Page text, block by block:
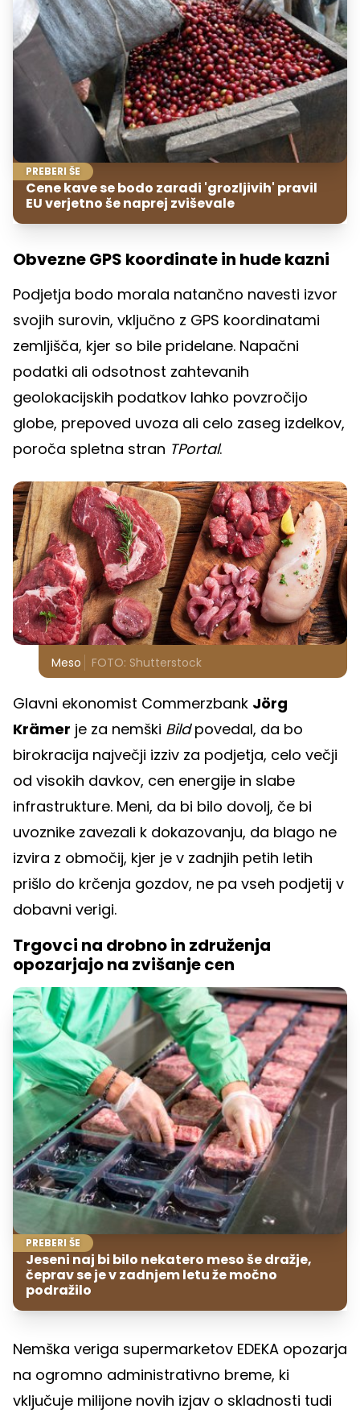
PREBERI ŠE
Cene kave se bodo zaradi 'grozljivih' pravil
EU verjetno še naprej zviševale
Obvezne GPS koordinate in hude kazni
Podjetja bodo morala natančno navesti izvor
svojih surovin, vključno z GPS koordinatami
zemljišča, kjer so bile pridelane. Napačni
podatki ali odsotnost zahtevanih
geolokacijskih podatkov lahko povzročijo
globe, prepoved uvoza ali celo zaseg izdelkov,
poroča spletna stran TPortal.
Meso FOTO: Shutterstock
Glavni ekonomist Commerzbank Jörg
Krämer je za nemški Bildpovedal, da bo
birokracija največji izziv za podjetja, celo večji
od visokih davkov, cen energije in slabe
infrastrukture. Meni, da bi bilo dovolj, če bi
uvoznike zavezali k dokazovanju, da blago ne
izvira z območij, kjer je v zadnjih petih letih
prišlo do krčenja gozdov, ne pa vseh podjetij v
dobavni verigi.
Trgovci na drobno in združenja
opozarjajo na zvišanje cen
PREBERI ŠE
Jeseni naj bi bilo nekatero meso še dražje,
čeprav se je v zadnjem letu že močno
podražilo
Nemška veriga supermarketov EDEKA opozarja
na ogromno administrativno breme, ki
vključuje milijone novih izjav o skladnosti tudi